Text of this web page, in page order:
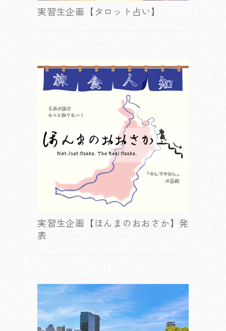
実習生企画【タロット占い】
実習生企画【ほんまのおおさか】発
表